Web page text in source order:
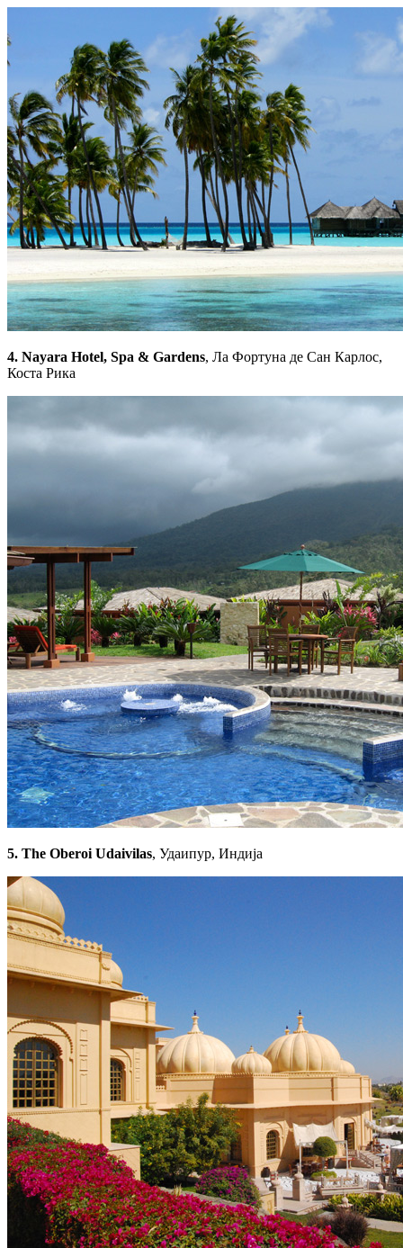
4. Nayara Hotel, Spa & Gardens, Ла Фортуна де Сан Карлос,
Коста Рика
5. The Oberoi Udaivilas, Удаипур, Индија